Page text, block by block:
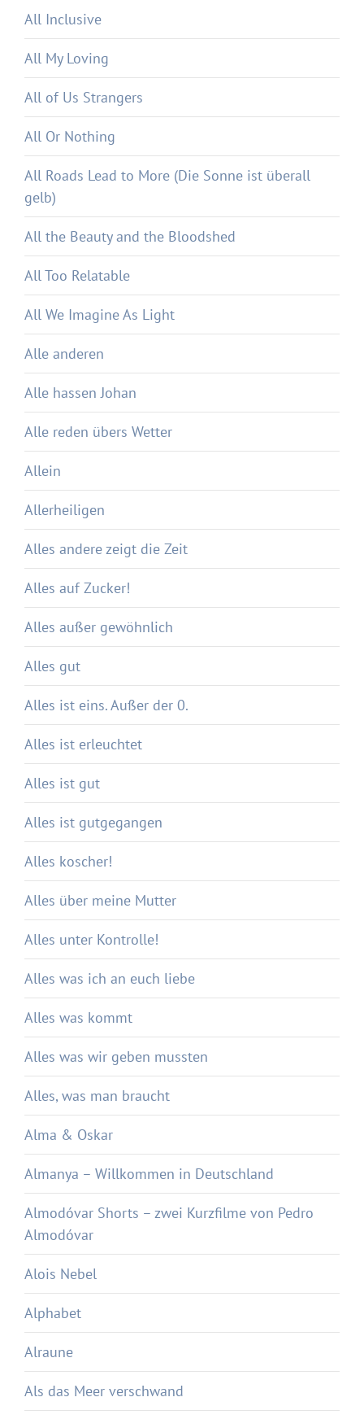
All Inclusive
All My Loving
All of Us Strangers
All Or Nothing
All Roads Lead to More (Die Sonne ist überall
gelb)
All the Beauty and the Bloodshed
All Too Relatable
All We Imagine As Light
Alle anderen
Alle hassen Johan
Alle reden übers Wetter
Allein
Allerheiligen
Alles andere zeigt die Zeit
Alles auf Zucker!
Alles außer gewöhnlich
Alles gut
Alles ist eins. Außer der 0.
Alles ist erleuchtet
Alles ist gut
Alles ist gutgegangen
Alles koscher!
Alles über meine Mutter
Alles unter Kontrolle!
Alles was ich an euch liebe
Alles was kommt
Alles was wir geben mussten
Alles, was man braucht
Alma & Oskar
Almanya – Willkommen in Deutschland
Almodóvar Shorts – zwei Kurzfilme von Pedro
Almodóvar
Alois Nebel
Alphabet
Alraune
Als das Meer verschwand